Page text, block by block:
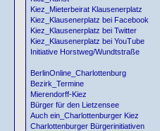
Kiez_Mieterbeirat Klausenerplatz
Kiez_Klausenerplatz bei Facebook
Kiez_Klausenerplatz bei Twitter
Kiez_Klausenerplatz bei YouTube
Initiative Horstweg/Wundtstraße
BerlinOnline_Charlottenburg
Bezirk_Termine
Mierendorff-Kiez
Bürger für den Lietzensee
Auch ein_Charlottenburger Kiez
Charlottenburger Bürgerinitiativen